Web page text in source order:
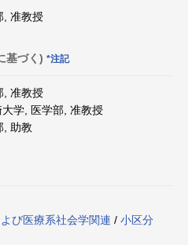
, 准教授
基づく) *注記
, 准教授
学, 医学部, 准教授
, 助教
び医療系社会学関連 / 小区分